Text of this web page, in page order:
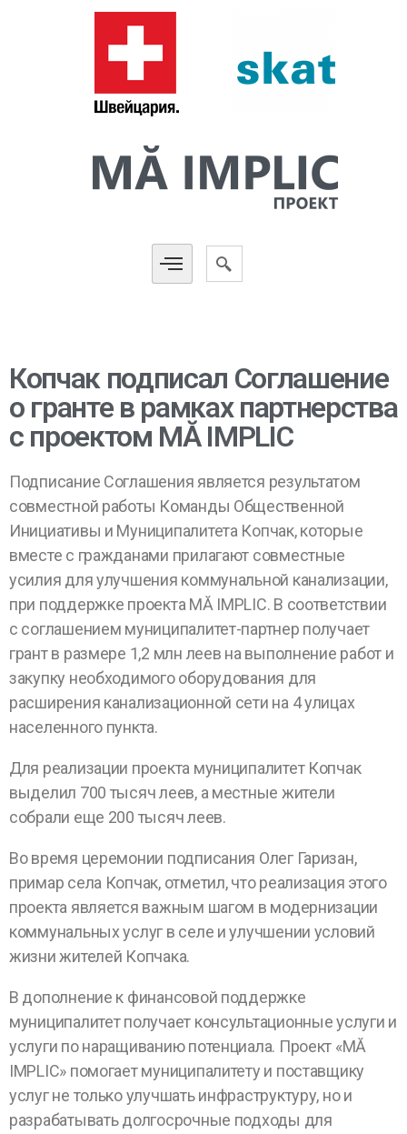
Копчак подписал Соглашение
о гранте в рамках партнерства
с проектом MĂ IMPLIC
Подписание Соглашения является результатом
совместной работы Команды Общественной
Инициативы и Муниципалитета Копчак, которые
вместе с гражданами прилагают совместные
усилия для улучшения коммунальной канализации,
при поддержке проекта MĂ IMPLIC. В соответствии
с соглашением муниципалитет-партнер получает
грант в размере 1,2 млн леев на выполнение работ и
закупку необходимого оборудования для
расширения канализационной сети на 4 улицах
населенного пункта.
Для реализации проекта муниципалитет Копчак
выделил 700 тысяч леев, а местные жители
собрали еще 200 тысяч леев.
Во время церемонии подписания Олег Гаризан,
примар села Копчак, отметил, что реализация этого
проекта является важным шагом в модернизации
коммунальных услуг в селе и улучшении условий
жизни жителей Копчака.
В дополнение к финансовой поддержке
муниципалитет получает консультационные услуги и
услуги по наращиванию потенциала. Проект «MĂ
IMPLIC» помогает муниципалитету и поставщику
услуг не только улучшать инфраструктуру, но и
разрабатывать долгосрочные подходы для